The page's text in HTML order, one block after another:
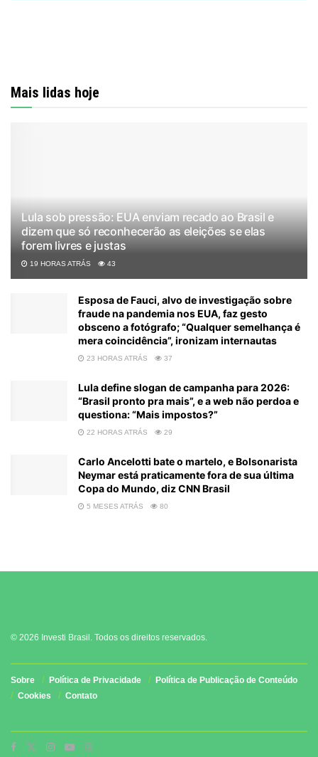
Mais lidas hoje
Lula sob pressão: EUA enviam recado ao Brasil e
dizem que só reconhecerão as eleições se elas
forem livres e justas
19 HORAS ATRÁS 43
Esposa de Fauci, alvo de investigação sobre
fraude na pandemia nos EUA, faz gesto
obsceno a fotógrafo; “Qualquer semelhança é
mera coincidência”, ironizam internautas
23 HORAS ATRÁS 37
Lula define slogan de campanha para 2026:
“Brasil pronto pra mais”, e a web não perdoa e
questiona: “Mais impostos?”
22 HORAS ATRÁS 29
Carlo Ancelotti bate o martelo, e Bolsonarista
Neymar está praticamente fora de sua última
Copa do Mundo, diz CNN Brasil
5 MESES ATRÁS 80
© 2026 Investi Brasil. Todos os direitos reservados.
Sobre Política de Privacidade
Política de Publicação de Conteúdo
Cookies
Contato